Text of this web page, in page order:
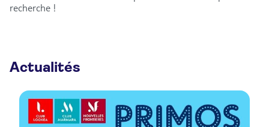
recherche !
Actualités